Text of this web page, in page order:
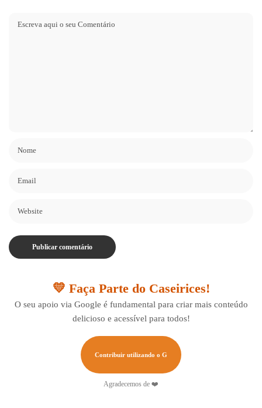
💛 Faça Parte do Caseirices!
O seu apoio via Google é fundamental para criar mais conteúdo
delicioso e acessível para todos!
Contribuir utilizando o G
Agradecemos de ❤️